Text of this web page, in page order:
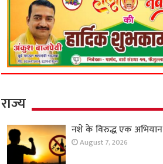
राज्य
नशे के विरुद्ध एक अभियान
August 7, 2026